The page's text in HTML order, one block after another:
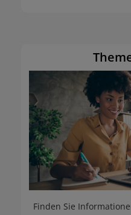
Finden Sie